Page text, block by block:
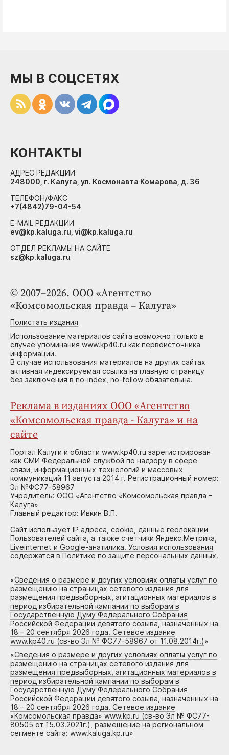
© 2007–2026. ООО «Агентство
«Комсомольская правда – Калуга»
Полистать издания
Использование материалов сайта возможно только в
случае упоминания www.kp40.ru как первоисточника
информации.
В случае использования материалов на других сайтах
активная индексируемая ссылка на главную страницу
без заключения в no-index, no-follow обязательна.
Реклама в изданиях ООО «Агентство
«Комсомольская правда - Калуга» и на
сайте
Портал Калуги и области www.kp40.ru зарегистрирован
как СМИ Федеральной службой по надзору в сфере
связи, информационных технологий и массовых
коммуникаций 11 августа 2014 г. Регистрационный номер:
Эл №ФС77-58967
Учредитель: ООО «Агентство «Комсомольская правда –
Калуга»
Главный редактор: Ивкин В.П.
Сайт использует IP адреса, cookie, данные геолокации
Пользователей сайта, а также счетчики Яндекс.Метрика,
Liveinternet и Google-анатилика. Условия использования
содержатся в Политике по защите персональных данных.
«Сведения о размере и других условиях оплаты услуг по
размещению на страницах сетевого издания для
размещения предвыборных, агитационных материалов в
период избирательной кампании по выборам в
Государственную Думу Федерального Собрания
Российской Федерации девятого созыва, назначенных на
18 – 20 сентября 2026 года. Сетевое издание
www.kp40.ru (св-во Эл № ФС77-58967 от 11.08.2014г.)»
«Сведения о размере и других условиях оплаты услуг по
размещению на страницах сетевого издания для
размещения предвыборных, агитационных материалов в
период избирательной кампании по выборам в
Государственную Думу Федерального Собрания
Российской Федерации девятого созыва, назначенных на
18 – 20 сентября 2026 года. Сетевое издание
«Комсомольская правда» www.kp.ru (св-во Эл № ФС77-
80505 от 15.03.2021г.), размещение на региональном
сегменте сайта: www.kaluga.kp.ru»
МЫ В СОЦСЕТЯХ
КОНТАКТЫ
АДРЕС РЕДАКЦИИ
248000, г. Калуга, ул. Космонавта Комарова, д. 36
ТЕЛЕФОН/ФАКС
+7(4842)79-04-54
E-MAIL РЕДАКЦИИ
ev@kp.kaluga.ru, vi@kp.kaluga.ru
ОТДЕЛ РЕКЛАМЫ НА САЙТЕ
sz@kp.kaluga.ru